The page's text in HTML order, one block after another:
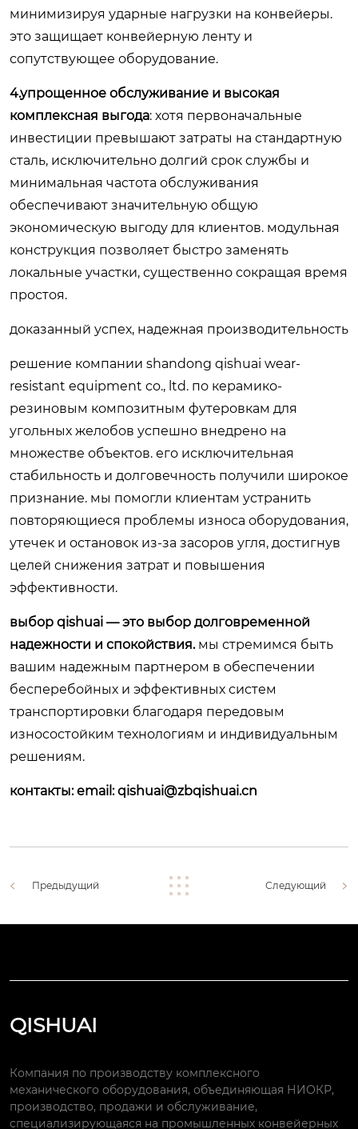
минимизируя ударные нагрузки на конвейеры.
это защищает конвейерную ленту и
сопутствующее оборудование.
4.упрощенное обслуживание и высокая
комплексная выгода: хотя первоначальные
инвестиции превышают затраты на стандартную
сталь, исключительно долгий срок службы и
минимальная частота обслуживания
обеспечивают значительную общую
экономическую выгоду для клиентов. модульная
конструкция позволяет быстро заменять
локальные участки, существенно сокращая время
простоя.
доказанный успех, надежная производительность
решение компании shandong qishuai wear-
resistant equipment co., ltd. по керамико-
резиновым композитным футеровкам для
угольных желобов успешно внедрено на
множестве объектов. его исключительная
стабильность и долговечность получили широкое
признание. мы помогли клиентам устранить
повторяющиеся проблемы износа оборудования,
утечек и остановок из-за засоров угля, достигнув
целей снижения затрат и повышения
эффективности.
выбор qishuai — это выбор долговременной
надежности и спокойствия. мы стремимся быть
вашим надежным партнером в обеспечении
бесперебойных и эффективных систем
транспортировки благодаря передовым
износостойким технологиям и индивидуальным
решениям.
контакты: email:qishuai@zbqishuai.cn
Предыдущий Следующий
QISHUAI
Компания по производству комплексного
механического оборудования, объединяющая НИОКР,
производство, продажи и обслуживание,
специализирующаяся на промышленных конвейерных